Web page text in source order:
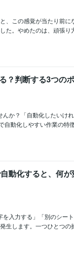
、この感覚が当たり前
た。やめたのは、頑張り
？判断する3つの
か？「自動化したいけ
自動化しやすい作業の特
動化すると、何
入力する」「別のシー
生します。一つひとつの